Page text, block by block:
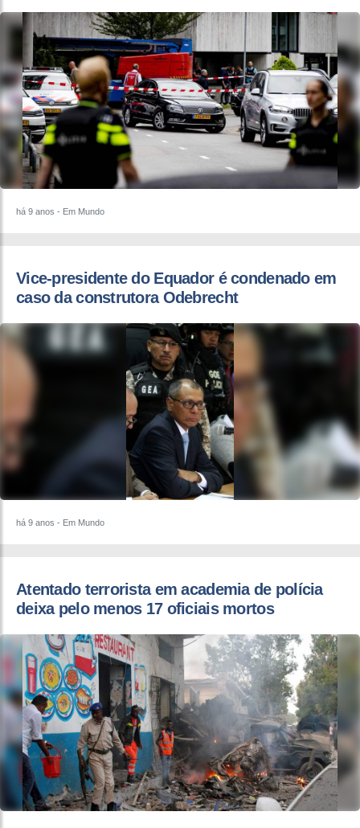
há 9 anos - Em Mundo
Vice-presidente do Equador é condenado em
caso da construtora Odebrecht
há 9 anos - Em Mundo
Atentado terrorista em academia de polícia
deixa pelo menos 17 oficiais mortos